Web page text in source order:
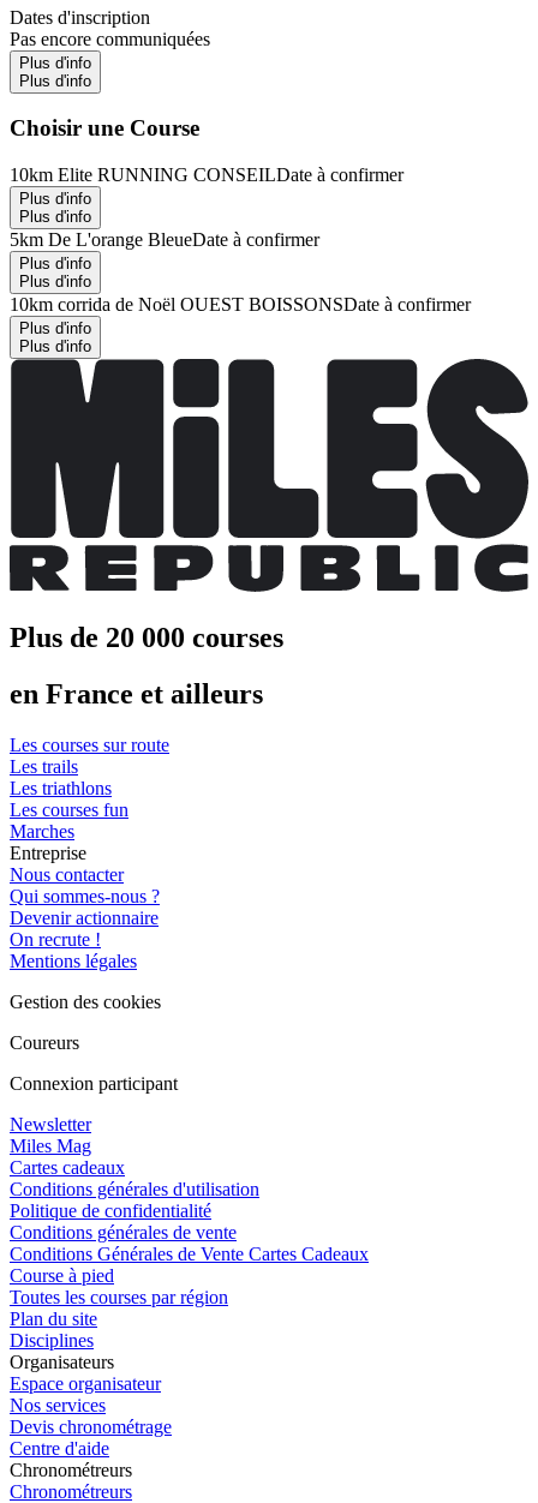
Dates d'inscription
Pas encore communiquées
Plus d'info
Plus d'info
Choisir une Course
10km Elite RUNNING CONSEILDate à confirmer
Plus d'info
Plus d'info
5km De L'orange BleueDate à confirmer
Plus d'info
Plus d'info
10km corrida de Noël OUEST BOISSONSDate à confirmer
Plus d'info
Plus d'info
Plus de 20 000 courses
en France et ailleurs
Les courses sur route
Les trails
Les triathlons
Les courses fun
Marches
Entreprise
Nous contacter
Qui sommes-nous ?
Devenir actionnaire
On recrute !
Mentions légales
Gestion des cookies
Coureurs
Connexion participant
Newsletter
Miles Mag
Cartes cadeaux
Conditions générales d'utilisation
Politique de confidentialité
Conditions générales de vente
Conditions Générales de Vente Cartes Cadeaux
Course à pied
Toutes les courses par région
Plan du site
Disciplines
Organisateurs
Espace organisateur
Nos services
Devis chronométrage
Centre d'aide
Chronométreurs
Chronométreurs